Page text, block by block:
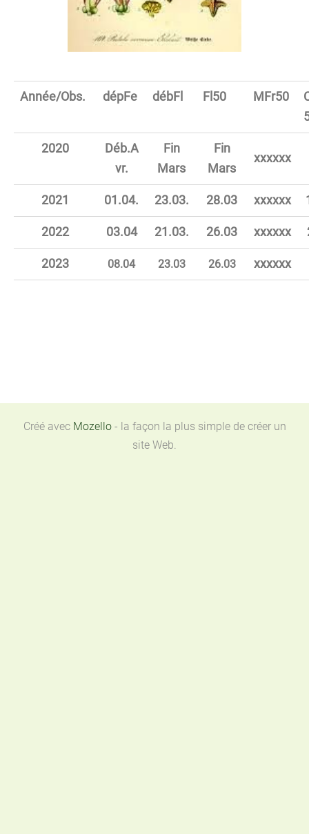
Année/Obs. dépFe débFl Fl50 MFr50
2020
Déb.A
vr.
Fin
Mars
Fin
Mars
xxxxxx
2021 01.04. 23.03. 28.03 xxxxxx
2022 03.04 21.03. 26.03 xxxxxx
2023 08.04 23.03 26.03 xxxxxx
Créé avec Mozello- la façon la plus simple de créer un
site Web.